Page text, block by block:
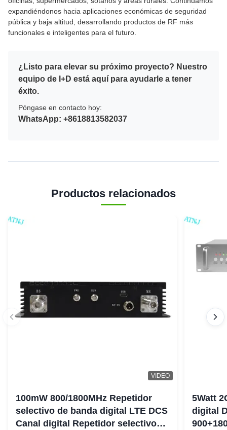
expandiéndonos hacia aplicaciones económicas de seguridad
pública y baja altitud, desarrollando productos de RF más
funcionales e inteligentes para el futuro.
¿Listo para elevar su próximo proyecto? Nuestro
equipo de I+D está aquí para ayudarle a tener
éxito.
Póngase en contacto hoy:
WhatsApp: +8618813582037
Productos relacionados
VIDEO
100mW 800/1800MHz Repetidor
selectivo de banda digital LTE DCS
Canal digital Repetidor selectivo
5Watt
digital